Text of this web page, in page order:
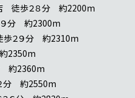
徒歩２８分 約2200m
９分 約2300m
２９分 約2310m
2350m
約2360m
分 約2550m